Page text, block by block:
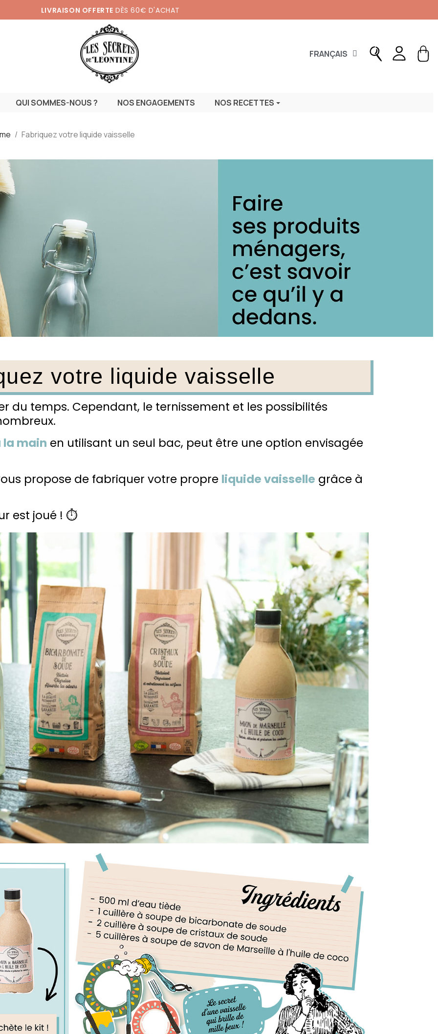
LIVRAISON OFFERTE DÈS 60€ D'ACHAT
FRANÇAIS
QUI SOMMES-NOUS ? NOS ENGAGEMENTS NOS RECETTES
Fabriquez votre liquide vaisselle
votre liquide vaisselle
du temps. Cependant, le ternissement et les possibilités
la main en utilisant un seul bac, peut être une option envisagée
propose de fabriquer votre propre liquide vaisselle grâce à
est joué ! ⏱️